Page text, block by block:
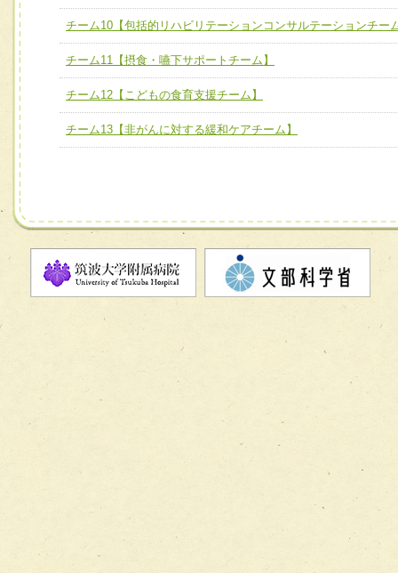
ム】
チーム10【包括的リハビリテーションコンサルテーション
ーム】
チーム11【摂食・嚥下サポートチーム】
チーム12【こどもの食育支援チーム】
チーム10【包括的リハビリテーションコンサルテーションチー
チーム11【摂食・嚥下サポートチーム】
チーム12【こどもの食育支援チーム】
チーム13【非がんに対する緩和ケアチーム】